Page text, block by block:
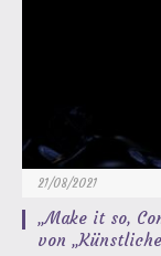
21/08/2021
„Make it so,
von